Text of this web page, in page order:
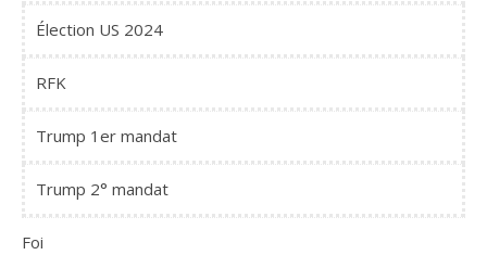
Élection US 2024
RFK
Trump 1er mandat
Trump 2° mandat
Foi